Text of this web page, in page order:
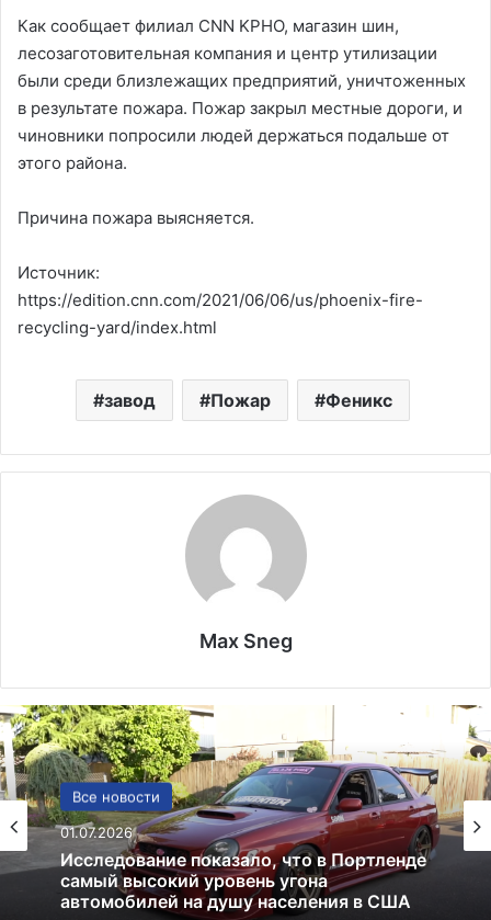
Как сообщает филиал CNN KPHO, магазин шин,
лесозаготовительная компания и центр утилизации
были среди близлежащих предприятий, уничтоженных
в результате пожара. Пожар закрыл местные дороги, и
чиновники попросили людей держаться подальше от
этого района.
Причина пожара выясняется.
Источник:
https://edition.cnn.com/2021/06/06/us/phoenix-fire-
recycling-yard/index.html
завод Пожар Феникс
Max Sneg
США
13.06.2025
Америка имеет огромный избыток сыра